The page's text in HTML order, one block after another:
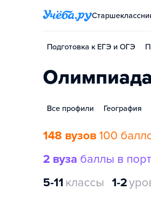
Подготовка к ЕГЭ и ОГЭ
Все профили География
148 вузов 100
2 вуза баллы в
5-11 классы 1-2